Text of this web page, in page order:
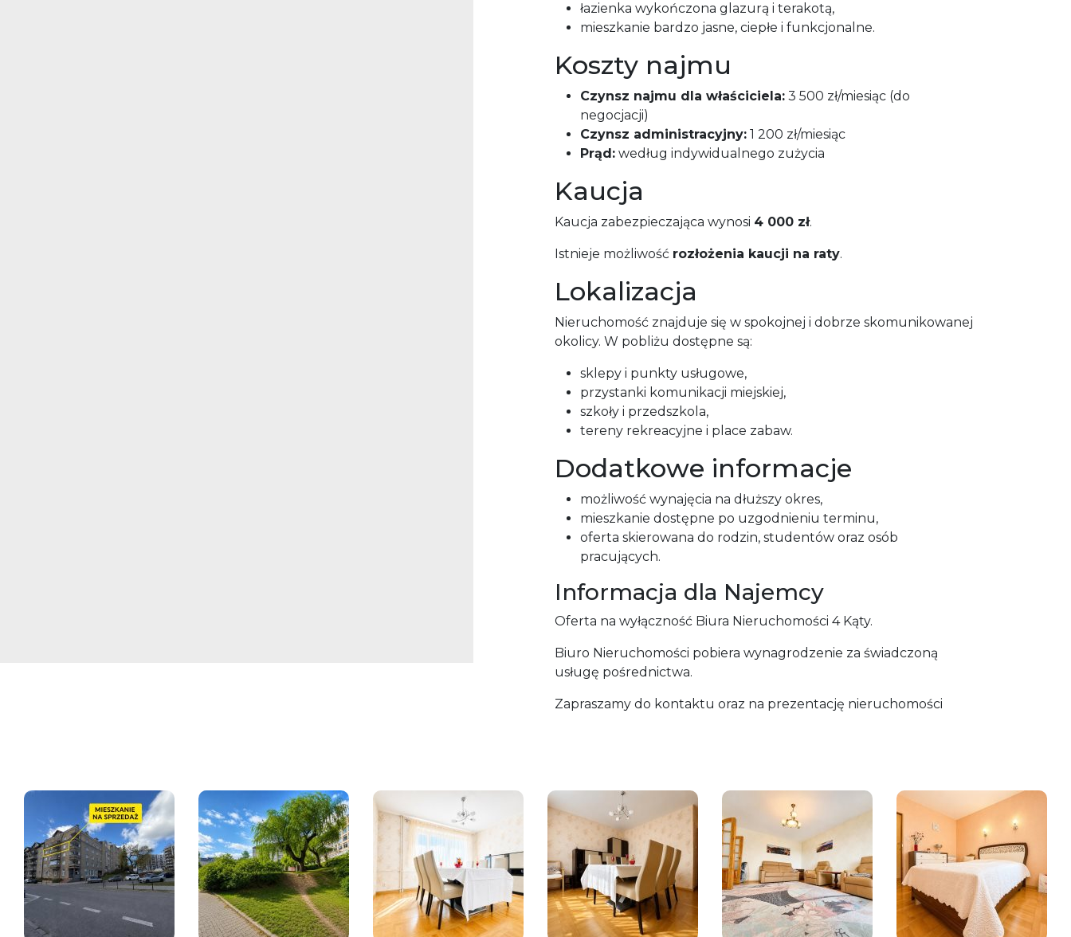
łazienka wykończona glazurą i terakotą,
mieszkanie bardzo jasne, ciepłe i funkcjonalne.
Koszty najmu
Czynsz najmu dla właściciela:3 500 zł/miesiąc (do
negocjacji)
Czynsz administracyjny:1 200 zł/miesiąc
Prąd:według indywidualnego zużycia
Kaucja
Kaucja zabezpieczająca wynosi 4 000 zł.
Istnieje możliwość rozłożenia kaucji na raty.
Lokalizacja
Nieruchomość znajduje się w spokojnej i dobrze skomunikowanej
okolicy. W pobliżu dostępne są:
sklepy i punkty usługowe,
przystanki komunikacji miejskiej,
szkoły i przedszkola,
tereny rekreacyjne i place zabaw.
Dodatkowe informacje
możliwość wynajęcia na dłuższy okres,
mieszkanie dostępne po uzgodnieniu terminu,
oferta skierowana do rodzin, studentów oraz osób
pracujących.
Informacja dla Najemcy
Oferta na wyłączność Biura Nieruchomości 4 Kąty.
Biuro Nieruchomości pobiera wynagrodzenie za świadczoną
usługę pośrednictwa.
Zapraszamy do kontaktu oraz na prezentację nieruchomości